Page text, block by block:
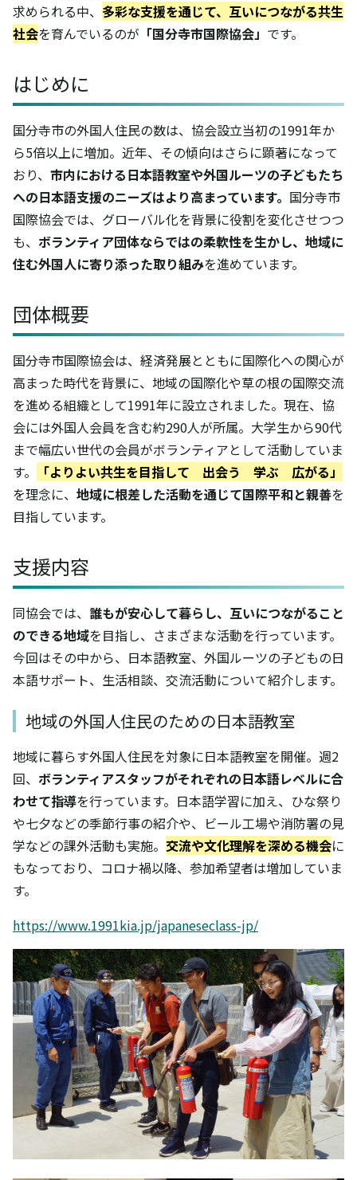
求められる中、 多彩な支援を通じて、互いにつながる共生
社会を育んでいるのが 「国分寺市国際協会」 です。
はじめに
国分寺市の外国人住民の数は、協会設立当初の1991年か
ら5倍以上に増加。近年、その傾向はさらに顕著になって
おり、 市内における日本語教室や外国ルーツの子どもたち
への日本語支援のニーズはより高まっています。 国分寺市
国際協会では、グローバル化を背景に役割を変化させつつ
も、 ボランティア団体ならではの柔軟性を生かし、地域に
住む外国人に寄り添った取り組みを進めています。
団体概要
国分寺市国際協会は、経済発展とともに国際化への関心が
高まった時代を背景に、地域の国際化や草の根の国際交流
を進める組織として1991年に設立されました。現在、協
会には外国人会員を含む約290人が所属。大学生から90代
まで幅広い世代の会員がボランティアとして活動していま
す。
「よりよい共生を目指して　出会う　学ぶ　広がる」
を理念に、 地域に根差した活動を通じて国際平和と親善を
目指しています。
支援内容
同協会では、 誰もが安心して暮らし、互いにつながること
のできる地域を目指し、さまざまな活動を行っています。
今回はその中から、日本語教室、外国ルーツの子どもの日
本語サポート、生活相談、交流活動について紹介します。
地域の外国人住民のための日本語教室
地域に暮らす外国人住民を対象に日本語教室を開催。週2
回、 ボランティアスタッフがそれぞれの日本語レベルに合
わせて指導を行っています。日本語学習に加え、ひな祭り
や七夕などの季節行事の紹介や、ビール工場や消防署の見
学などの課外活動も実施。 交流や文化理解を深める機会に
もなっており、コロナ禍以降、参加希望者は増加していま
す。
https://www.1991kia.jp/japaneseclass-jp/